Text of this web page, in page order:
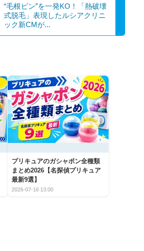
“毛根ピン”を一発KO！「熱破壊
式脱⽑」表現したルシアクリニ
ック新CMが...
プリキュアのガシャポン全種類
まとめ2026【名探偵プリキュア
最新9選】
2026-07-16 13:00